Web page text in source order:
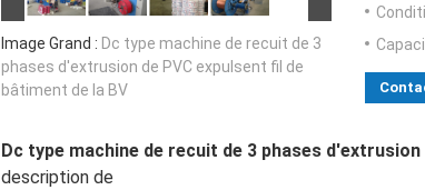
Image Grand : Dc type machine de recuit de 3
phases d'extrusion de PVC expulsent fil de
bâtiment de la BV
Dc type machine de recuit de 3 phases
description de